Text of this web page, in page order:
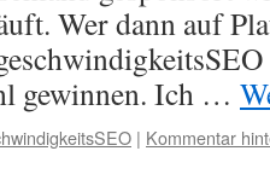
Wer dann auf
gewinnen. Ich …
| Kommentar